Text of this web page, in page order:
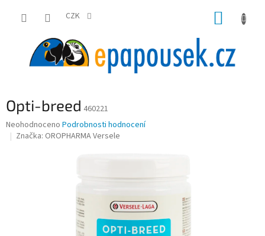
CZK
Opti-breed 460221
Průměrné
hodnocení
Neohodnoceno Podrobnosti hodnocení
Značka: OROPHARMA Versele